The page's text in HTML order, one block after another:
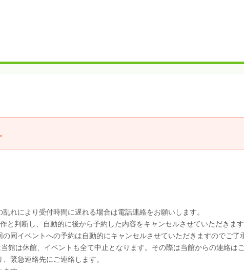
れにより受付時間に遅れる場合は電話連絡をお願いします。
と判断し、自動的に後から予約した内容をキャンセルさせていただきます
同イベントへの予約は自動的にキャンセルさせていただきますのでご了
館は休館、イベントも全て中止となります。その際は当館からの連絡は
緊急連絡先にご連絡します。